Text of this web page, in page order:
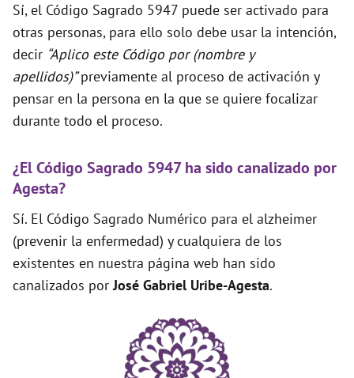
Sí, el Código Sagrado 5947 puede ser activado para
otras personas, para ello solo debe usar la intención,
decir “Aplico este Código por (nombre y
apellidos)”previamente al proceso de activación y
pensar en la persona en la que se quiere focalizar
durante todo el proceso.
¿El Código Sagrado 5947 ha sido canalizado por
Agesta?
Sí. El Código Sagrado Numérico para el alzheimer
(prevenir la enfermedad) y cualquiera de los
existentes en nuestra página web han sido
canalizados porJosé Gabriel Uribe-Agesta.